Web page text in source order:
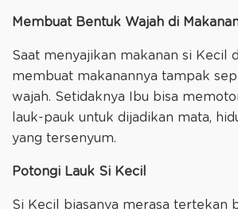
Membuat Bentuk Wajah di
Saat menyajikan makanan si Kecil
membuat makanannya tampak
wajah. Setidaknya Ibu bisa
lauk-pauk untuk dijadikan mata,
yang tersenyum.
Potongi Lauk Si Kecil
Si Kecil biasanya merasa tertekan